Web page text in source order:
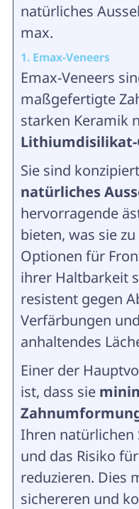
natürliches
max.
1. Emax-Veneers
Emax-Veneers
maßgefertigte
starken Keramik
Lithiumdisilikat-
Sie sind
natürliches
hervorragende
bieten, was sie
Optionen für
ihrer Haltbarkeit
resistent gegen
Verfärbungen
anhaltendes
Einer der
ist, dass sie
Ihren natürlichen
und das Risiko
reduzieren. Dies
sichereren und